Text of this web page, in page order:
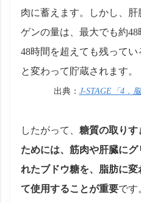
肉に蓄えます。しかし、
ゲンの量は、最大でも約48
48時間を超えても残って
と変わって貯蔵されます。
出典： J-STAGE「4．
したがって、糖質の取り
ためには、筋肉や肝臓に
れたブドウ糖を、脂肪に
て使用することが重要です